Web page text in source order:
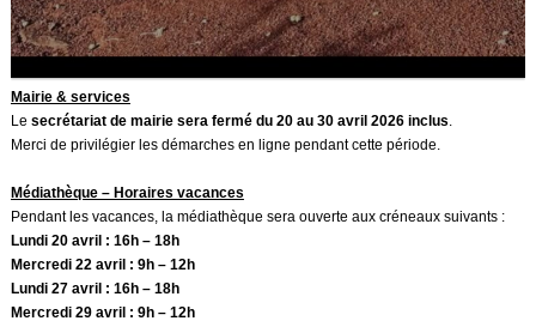
Mairie & services
Le secrétariat de mairie sera fermé du 20 au 30 avril 2026 inclus.
Merci de privilégier les démarches en ligne pendant cette période.
Médiathèque – Horaires vacances
Pendant les vacances, la médiathèque sera ouverte aux créneaux suivants :
Lundi 20 avril : 16h – 18h
Mercredi 22 avril : 9h – 12h
Lundi 27 avril : 16h – 18h
Mercredi 29 avril : 9h – 12h